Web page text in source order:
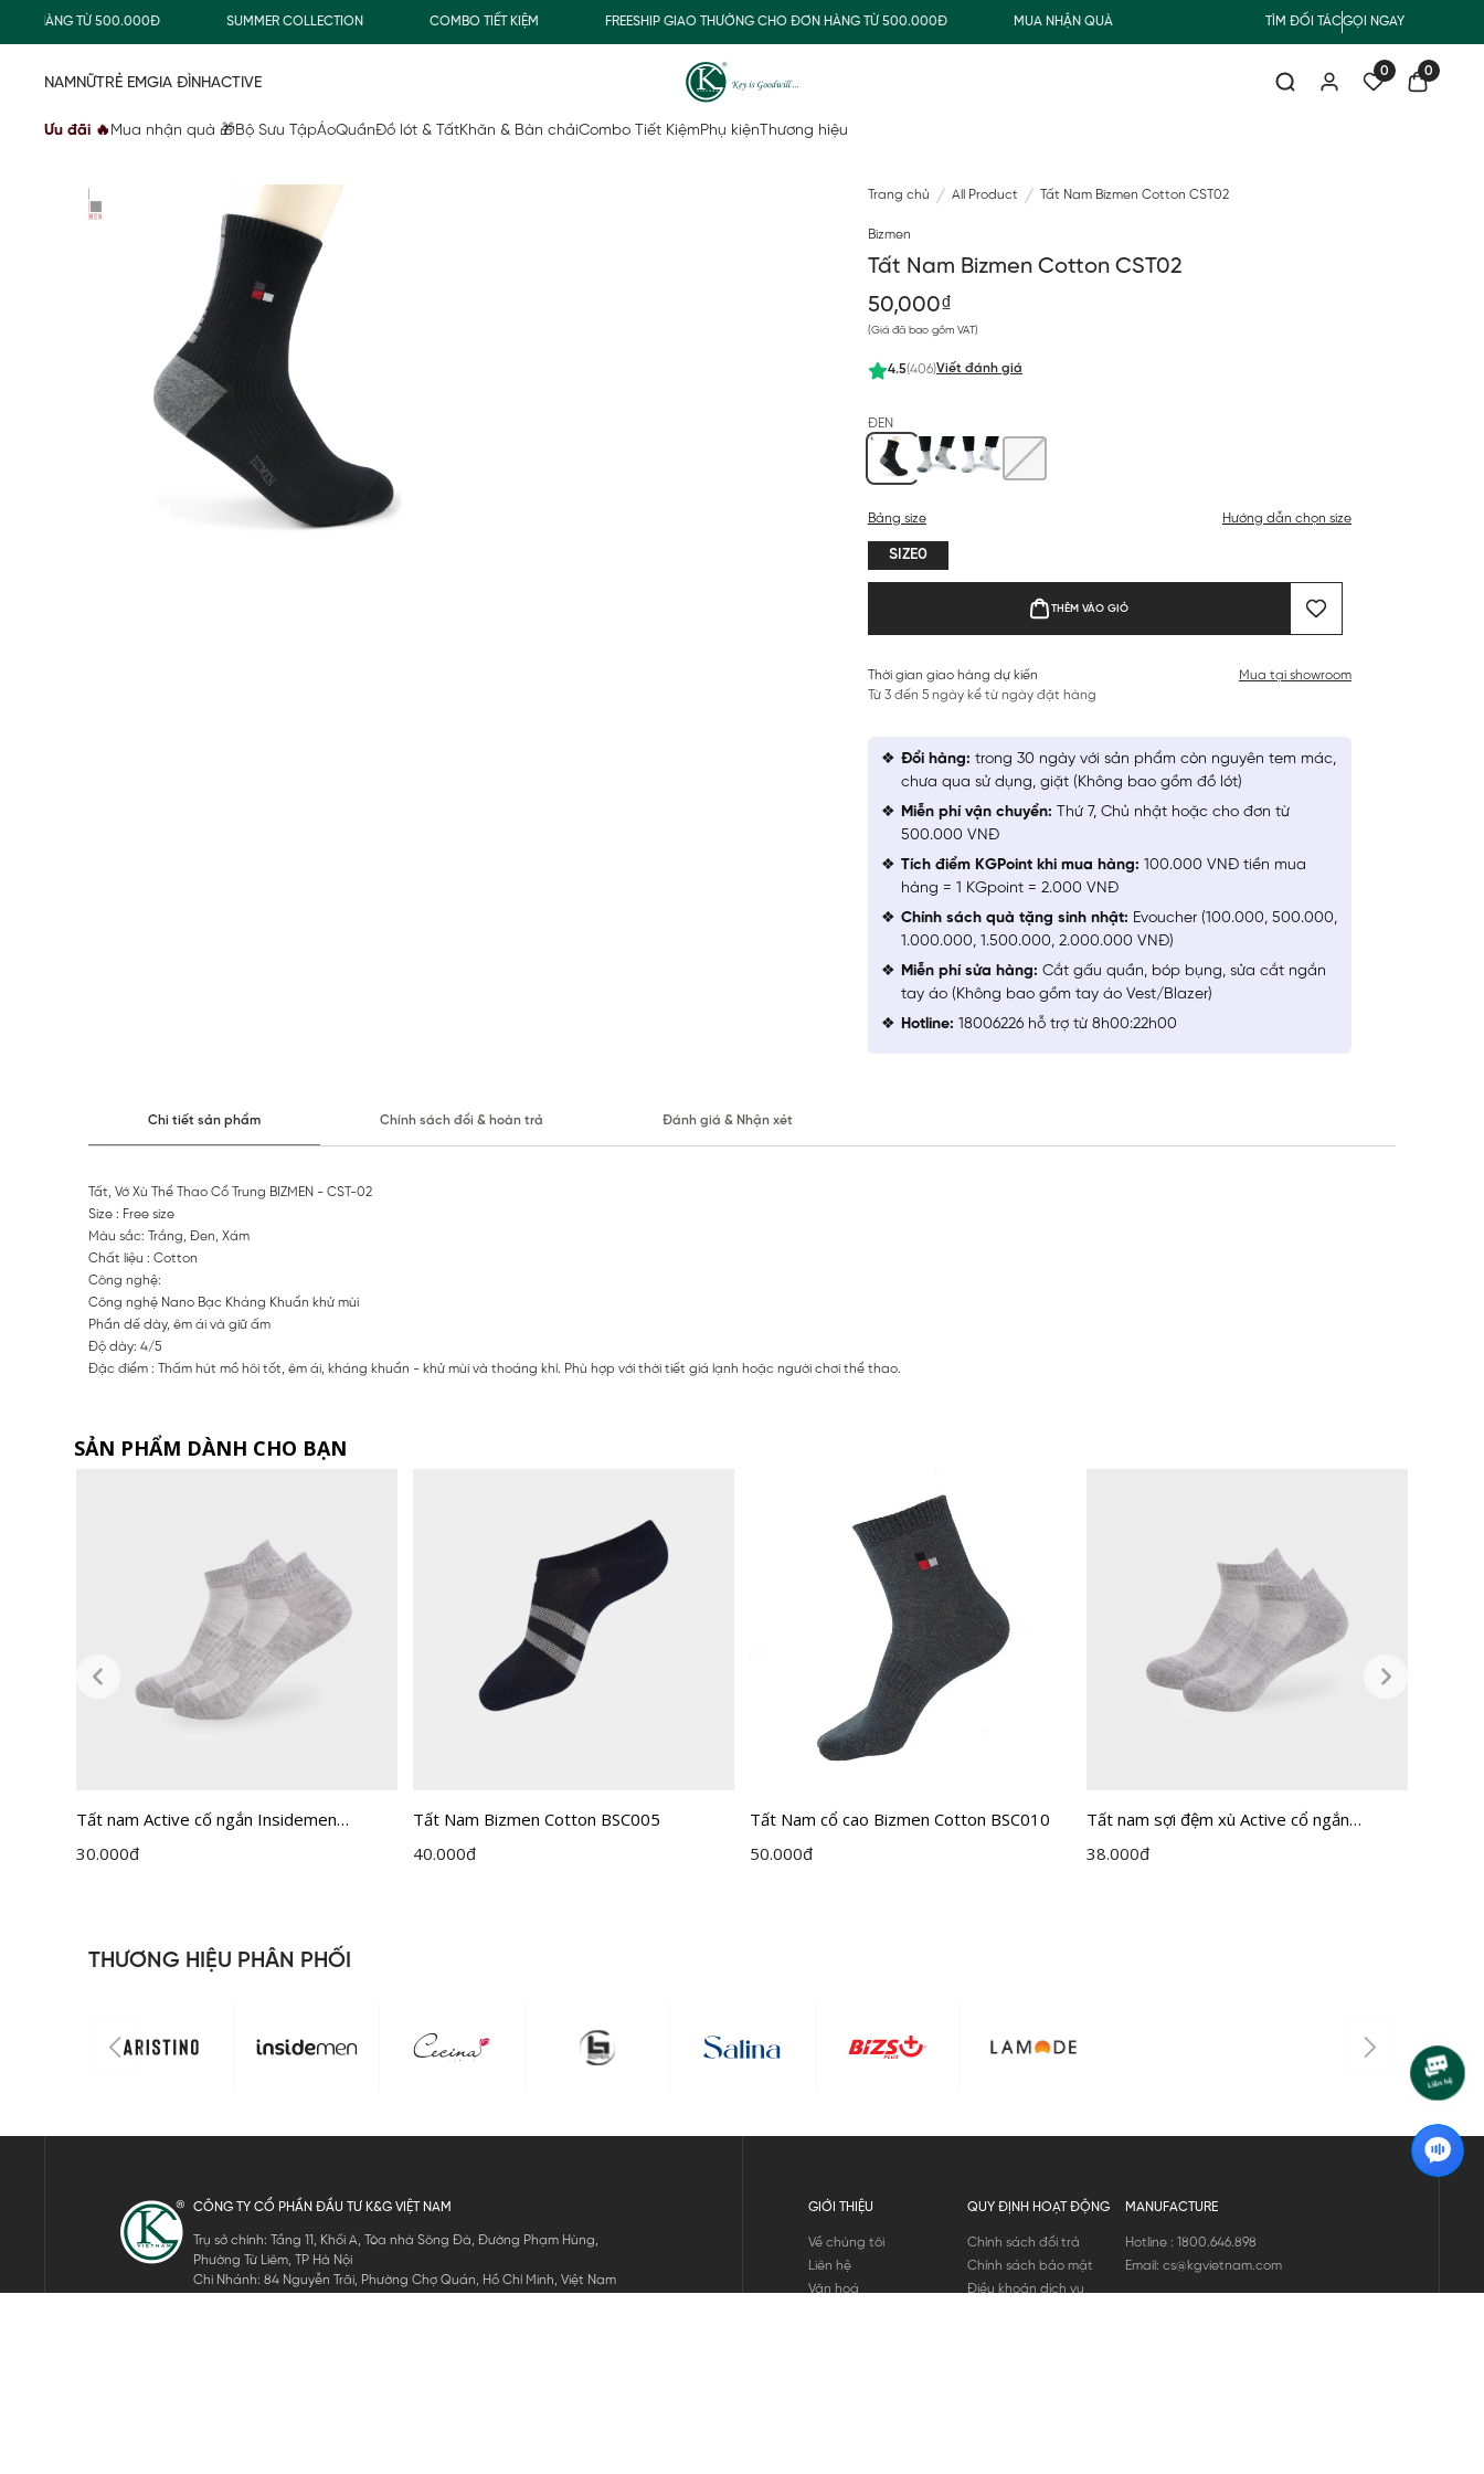
HÀNG TỪ 500.000Đ SUMMER COLLECTION COMBO TIẾT KIỆM FREESHIP GIAO THƯỜNG CHO ĐƠN HÀNG TỪ 500.000Đ MUA NHẬN QUÀ FREESHIP GIAO THƯỜNG CHO ĐƠN HÀNG TỪ
TÌM ĐỐI TÁCGỌI NGAY
0 0
NAMNỮTRẺ EMGIA ĐÌNHACTIVE
Ưu đãi 🔥 Mua nhận quà 🎁Bộ Sưu TậpÁoQuầnĐồ lót & TấtKhăn & Bàn chảiCombo Tiết KiệmPhụ kiện Thương hiệu
Trang chủ All Product Tất Nam Bizmen Cotton CST02
Bizmen
Tất Nam Bizmen Cotton CST02
50,000₫
(Giá đã bao gồm VAT)
4.5(406)Viết đánh giá
ĐEN
Bảng size Hướng dẫn chọn size
SIZE0
THÊM VÀO GIỎ
Thời gian giao hàng dự kiến
Từ 3 đến 5 ngày kể từ ngày đặt hàng
Mua tại showroom
Đổi hàng: trong 30 ngày với sản phẩm còn nguyên tem mác,
chưa qua sử dụng, giặt (Không bao gồm đồ lót)
Miễn phí vận chuyển: Thứ 7, Chủ nhật hoặc cho đơn từ
500.000 VNĐ
Tích điểm KGPoint khi mua hàng: 100.000 VNĐ tiền mua
hàng = 1 KGpoint = 2.000 VNĐ
Chính sách quà tặng sinh nhật: Evoucher (100.000, 500.000,
1.000.000, 1.500.000, 2.000.000 VNĐ)
Miễn phí sửa hàng: Cắt gấu quần, bóp bụng, sửa cắt ngắn
tay áo (Không bao gồm tay áo Vest/Blazer)
Hotline: 18006226 hỗ trợ từ 8h00:22h00
Chi tiết sản phẩm Chính sách đổi & hoàn trả Đánh giá & Nhận xét
Tất, Vớ Xù Thể Thao Cổ Trung BIZMEN - CST-02
Size : Free size
Màu sắc: Trắng, Đen, Xám
Chất liệu : Cotton
Công nghệ:
Công nghệ Nano Bạc Kháng Khuẩn khử mùi
Phần dế dày, êm ái và giữ ấm
Độ dày: 4/5
Đặc điểm : Thấm hút mồ hôi tốt, êm ái, kháng khuẩn - khử mùi và thoáng khí. Phù hợp với thời tiết giá lạnh hoặc người chơi thể thao.
SẢN PHẨM DÀNH CHO BẠN
Tất nam Active cố ngắn Insidemen
ISC010M0H0
30.000đ
Tất Nam Bizmen Cotton BSC005
40.000đ
Tất Nam cổ cao Bizmen Cotton BSC010
50.000đ
Tất nam sợi đệm xù Active cổ ngắn
Insidemen ISC018A0H0
38.000đ
THƯƠNG HIỆU PHÂN PHỐI
CÔNG TY CỔ PHẦN ĐẦU TƯ K&G VIỆT NAM
Trụ sở chính: Tầng 11, Khối A, Tòa nhà Sông Đà, Đường Phạm Hùng,
Phường Từ Liêm, TP Hà Nội
Chi Nhánh: 84 Nguyễn Trãi, Phường Chợ Quán, Hồ Chí Minh, Việt Nam
GIỚI THIỆU
Về chúng tôi
Liên hệ
Văn hoá
QUY ĐỊNH HOẠT ĐỘNG
Chính sách đổi trả
Chính sách bảo mật
Điều khoản dịch vụ
MANUFACTURE
Hotline : 1800.646.898
Email: cs@kgvietnam.com